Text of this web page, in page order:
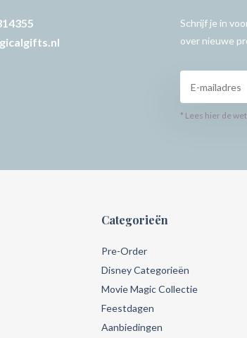
Schrijf je in
over nieuwe
* Lees hier de
Categorieën
Pre-Order
Disney Categorieën
Movie Magic Collectie
Feestdagen
Aanbiedingen